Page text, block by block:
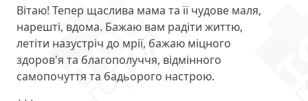
Вітаю! Тепер щаслива мама та її чудове маля,
нарешті, вдома. Бажаю вам радіти життю,
летіти назустріч до мрії, бажаю міцного
здоров'я та благополуччя, відмінного
самопочуття та бадьорого настрою.